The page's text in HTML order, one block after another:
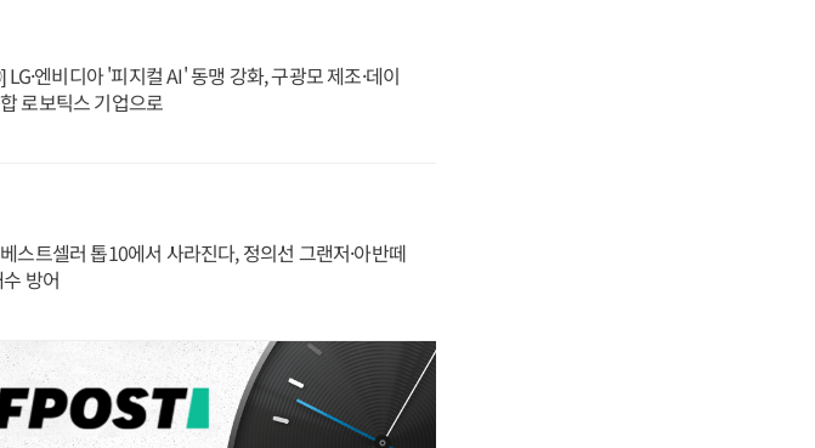
엔비디아 '피지컬 AI' 동맹 강화, 구광모 제조·데이
로보틱스 기업으로
스트셀러 톱10에서 사라진다, 정의선 그랜저·아반떼
방어